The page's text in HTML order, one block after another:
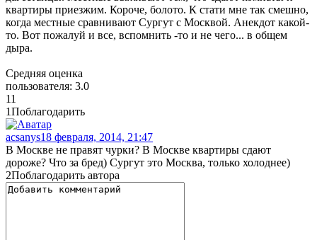
квартиры приезжим. Короче, болото. К стати мне так смешно,
когда местные сравнивают Сургут с Москвой. Анекдот какой-
то. Вот пожалуй и все, вспомнить -то и не чего... в общем
дыра.
Средняя оценка
пользователя: 3.0
11
1Поблагодарить
acsanys18 февраля, 2014, 21:47
В Москве не правят чурки? В Москве квартиры сдают
дороже? Что за бред) Сургут это Москва, только холоднее)
2Поблагодарить автора